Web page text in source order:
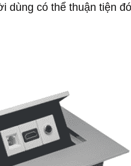
dùng có thể thuận tiện